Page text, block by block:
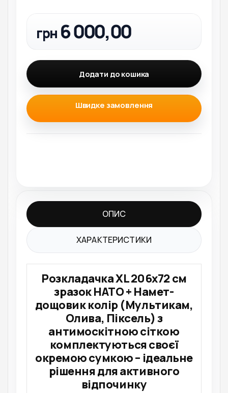
грн 6 000,00
Додати до кошика
Швидке замовлення
ОПИС
ХАРАКТЕРИСТИКИ
Розкладачка XL 206х72 см
зразок НАТО + Намет-
дощовик колір (Мультикам,
Олива, Піксель) з
антимоскітною сіткою
комплектуються своєї
окремою сумкою – ідеальне
рішення для активного
відпочинку